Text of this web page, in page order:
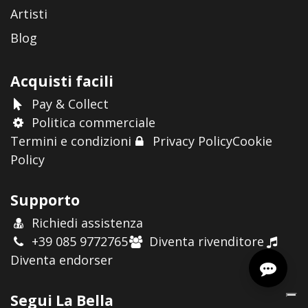
Artisti
Blog
Acquisti facili
Pay & Collect
Politica commerciale
Termini e condizioni
Privacy PolicyCookie
Policy
Supporto
Richiedi assistenza
+39 085 9772765
Diventa rivenditore
Diventa endorser
Segui La Bella